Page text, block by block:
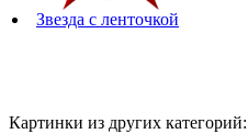
Звезда с ленточкой
Картинки из других категорий: